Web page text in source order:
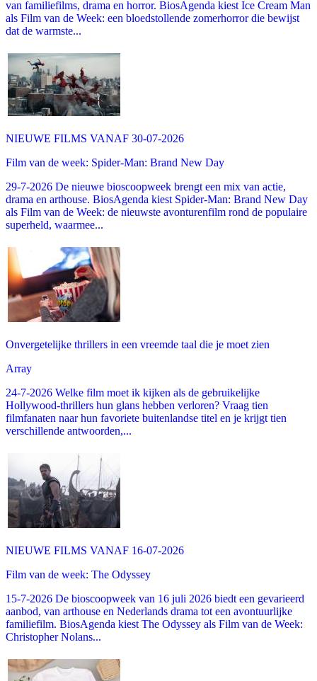
van familiefilms, drama en horror. BiosAgenda kiest Ice Cream Man
als Film van de Week: een bloedstollende zomerhorror die bewijst
dat de warmste...
NIEUWE FILMS VANAF 30-07-2026
Film van de week: Spider-Man: Brand New Day
29-7-2026 De nieuwe bioscoopweek brengt een mix van actie,
drama en arthouse. BiosAgenda kiest Spider-Man: Brand New Day
als Film van de Week: de nieuwste avonturenfilm rond de populaire
superheld, waarmee...
Onvergetelijke thrillers in een vreemde taal die je moet zien
Array
24-7-2026 Welke film moet ik kijken als de gebruikelijke
Hollywood-thrillers hun glans hebben verloren? Vraag tien
filmfanaten naar hun favoriete buitenlandse titel en je krijgt tien
verschillende antwoorden,...
NIEUWE FILMS VANAF 16-07-2026
Film van de week: The Odyssey
15-7-2026 De bioscoopweek van 16 juli 2026 biedt een gevarieerd
aanbod, van arthouse en Nederlands drama tot een avontuurlijke
familiefilm. BiosAgenda kiest The Odyssey als Film van de Week:
Christopher Nolans...